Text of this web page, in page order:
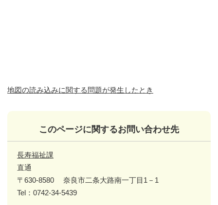
地図の読み込みに関する問題が発生したとき
このページに関するお問い合わせ先
長寿福祉課
直通
〒630-8580
奈良市二条大路南一丁目1－1
Tel：0742-34-5439